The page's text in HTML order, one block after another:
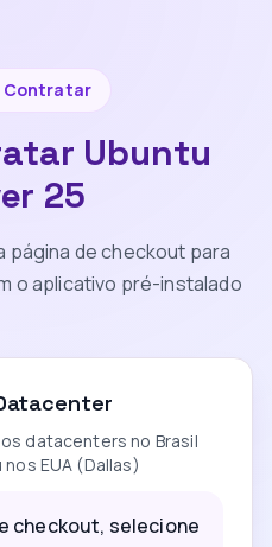
Contratar
Ubuntu
25
página de checkout para
o aplicativo pré-instalado
datacenters no Brasil
EUA (Dallas)
checkout, selecione